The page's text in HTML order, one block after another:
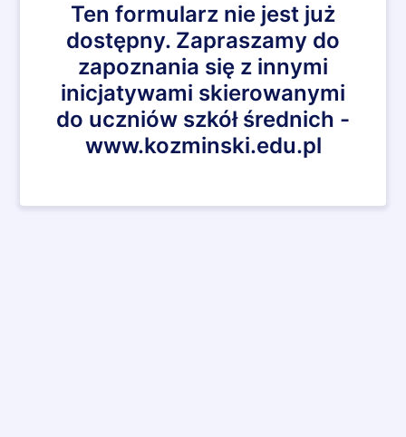
Ten formularz nie jest już
dostępny. Zapraszamy do
zapoznania się z innymi
inicjatywami skierowanymi
do uczniów szkół średnich -
www.kozminski.edu.pl